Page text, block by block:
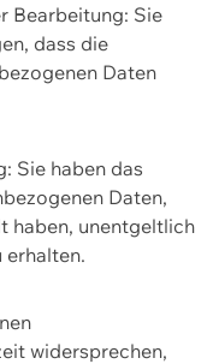
Bearbeitung: Sie
dass die
Daten
Sie haben das
Daten,
haben, unentgeltlich
erhalten.
widersprechen,